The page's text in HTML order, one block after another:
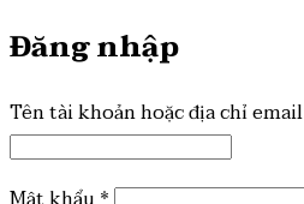
Đăng nhập
Tên tài khoản hoặc địa chỉ email